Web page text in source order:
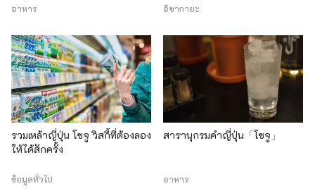
อาหาร อิซากายะ
รวมเหล้าญี่ปุ่น โชจู วิสกี้ที่ต้องลอง
ให้ได้สักครั้ง
ข้อมูลทั่วไป
สารานุกรมคำญี่ปุ่น「โชจู」
อาหาร